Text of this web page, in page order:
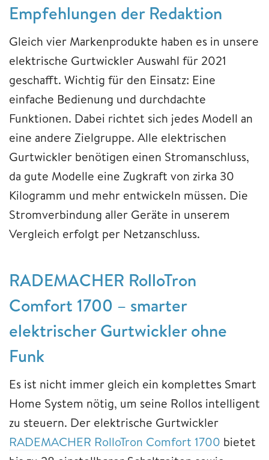
Empfehlungen der Redaktion
Gleich vier Markenprodukte haben es in unsere
elektrische Gurtwickler Auswahl für 2021
geschafft. Wichtig für den Einsatz: Eine
einfache Bedienung und durchdachte
Funktionen. Dabei richtet sich jedes Modell an
eine andere Zielgruppe. Alle elektrischen
Gurtwickler benötigen einen Stromanschluss,
da gute Modelle eine Zugkraft von zirka 30
Kilogramm und mehr entwickeln müssen. Die
Stromverbindung aller Geräte in unserem
Vergleich erfolgt per Netzanschluss.
RADEMACHER RolloTron
Comfort 1700 – smarter
elektrischer Gurtwickler ohne
Funk
Es ist nicht immer gleich ein komplettes Smart
Home System nötig, um seine Rollos intelligent
zu steuern. Der elektrische Gurtwickler
RADEMACHER RolloTron Comfort 1700 bietet